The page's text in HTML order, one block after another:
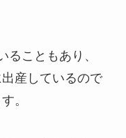
ることもあり、
出産しているので
。